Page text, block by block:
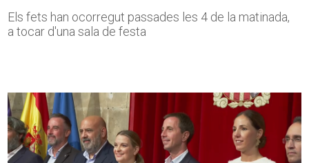
Els fets han ocorregut passades les 4 de la matinada,
a tocar d'una sala de festa